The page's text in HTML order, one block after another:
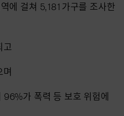
에 걸쳐 5,181가구를 조사한
고
가 폭력 등 보호 위험에